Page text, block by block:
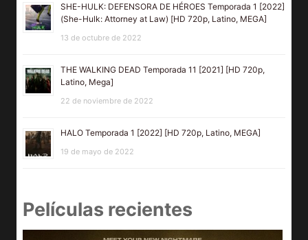
SHE-HULK: DEFENSORA DE HÉROES Temporada 1 [2022]
(She-Hulk: Attorney at Law) [HD 720p, Latino, MEGA]
13 de octubre de 2022
THE WALKING DEAD Temporada 11 [2021] [HD 720p,
Latino, Mega]
22 de noviembre de 2022
HALO Temporada 1 [2022] [HD 720p, Latino, MEGA]
19 de mayo de 2022
Películas recientes